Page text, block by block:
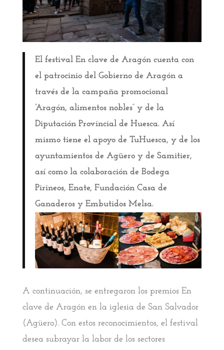
El festival En clave de Aragón cuenta con
el patrocinio del Gobierno de Aragón a
través de la campaña promocional
“Aragón, alimentos nobles” y de la
Diputación Provincial de Huesca. Así
mismo tiene el apoyo de TuHuesca, y de los
ayuntamientos de Agüero y de Samitier,
así como la colaboración de Bodega
Pirineos, Enate, Fundación Casa de
Ganaderos y Embutidos Melsa.
A continuación, se entregaron los premios En
clave de Aragón en la iglesia de San Salvador
(Agüero). Con estos reconocimientos, el festival
desea subrayar la labor de los sectores